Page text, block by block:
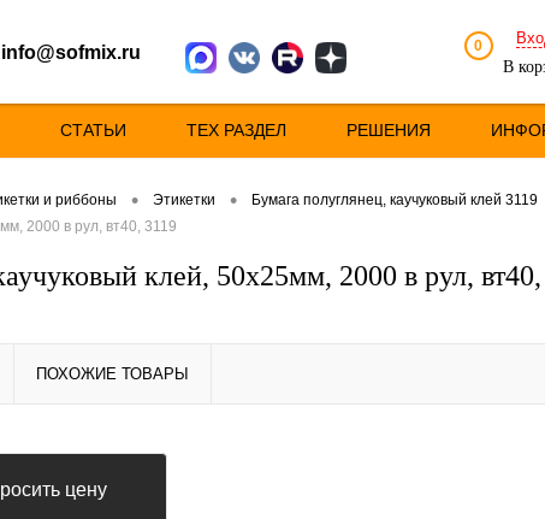
info@sofmix.ru 0
В
СТАТЬИ ТЕХ РАЗДЕЛ РЕШЕНИЯ
и риббоны • Этикетки • Бумага полуглянец, каучуковый клей 3119
2000 в рул, вт40, 3119
клей, 50х25мм, 2000 в рул, вт40,
ПОХОЖИЕ ТОВАРЫ